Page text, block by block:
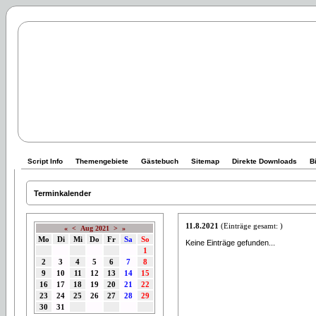
Script Info Themengebiete Gästebuch Sitemap Direkte Downloads
Terminkalender
« < Aug 2021 > »
Mo Di Mi Do Fr Sa
So
1
2
3 4 5 6 7
8
9
10 11 12 13 14
15
16
17 18 19 20 21
22
23
24 25 26 27 28
29
30
31
11.8.2021 (Einträge gesamt: )
Keine Einträge gefunden...